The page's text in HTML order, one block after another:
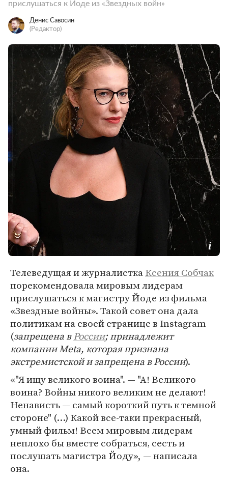
прислушаться к Йоде из «Звездных войн»
Денис Савосин
(Редактор)
Телеведущая и журналисткаКсения Собчак
порекомендовала мировым лидерам
прислушаться к магистру Йоде из фильма
«Звездные войны». Такой совет она дала
политикам на своей странице в Instagram
(запрещена вРоссии; принадлежит
компании Meta, которая признана
экстремистской и запрещена в России).
«"Я ищу великого воина". — "А! Великого
воина? Войны никого великим не делают!
Ненависть — самый короткий путь к темной
стороне" (…) Какой все-таки прекрасный‚
умный фильм! Всем мировым лидерам
неплохо бы вместе собраться‚ сесть и
послушать магистра Йоду», — написала
она.